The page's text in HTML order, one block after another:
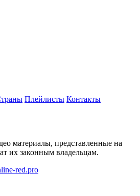
Плейлисты Контакты
материалы, представленные на
их законным владельцам.
red.pro